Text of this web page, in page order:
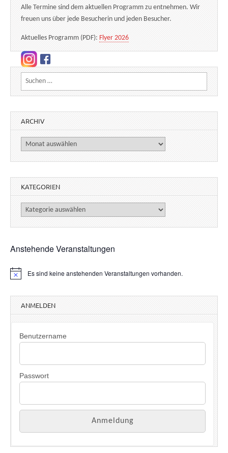
Alle Termine sind dem aktuellen Programm zu entnehmen. Wir
freuen uns über jede Besucherin und jeden Besucher.
Aktuelles Programm (PDF): Flyer 2026
Suchen nach:
ARCHIV
Archiv
KATEGORIEN
Kategorien
Anstehende Veranstaltungen
H
i
Es sind keine anstehenden Veranstaltungen vorhanden.
ANMELDEN
Benutzername
Passwort